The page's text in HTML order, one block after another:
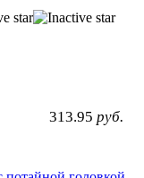
313.95 руб.